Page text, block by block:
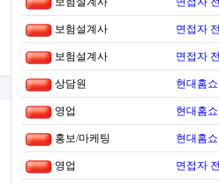
보험설계사 면접자
보험설계사 면접자
상담원 현대홈
영업 현대홈
홍보/마케팅 현대홈
영업 면접자